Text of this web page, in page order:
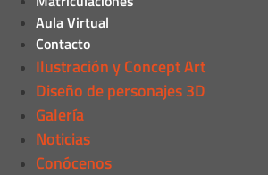
Aula Virtual
Contacto
Ilustración y Concept Art
Diseño de personajes 3D
Galería
Noticias
Conócenos